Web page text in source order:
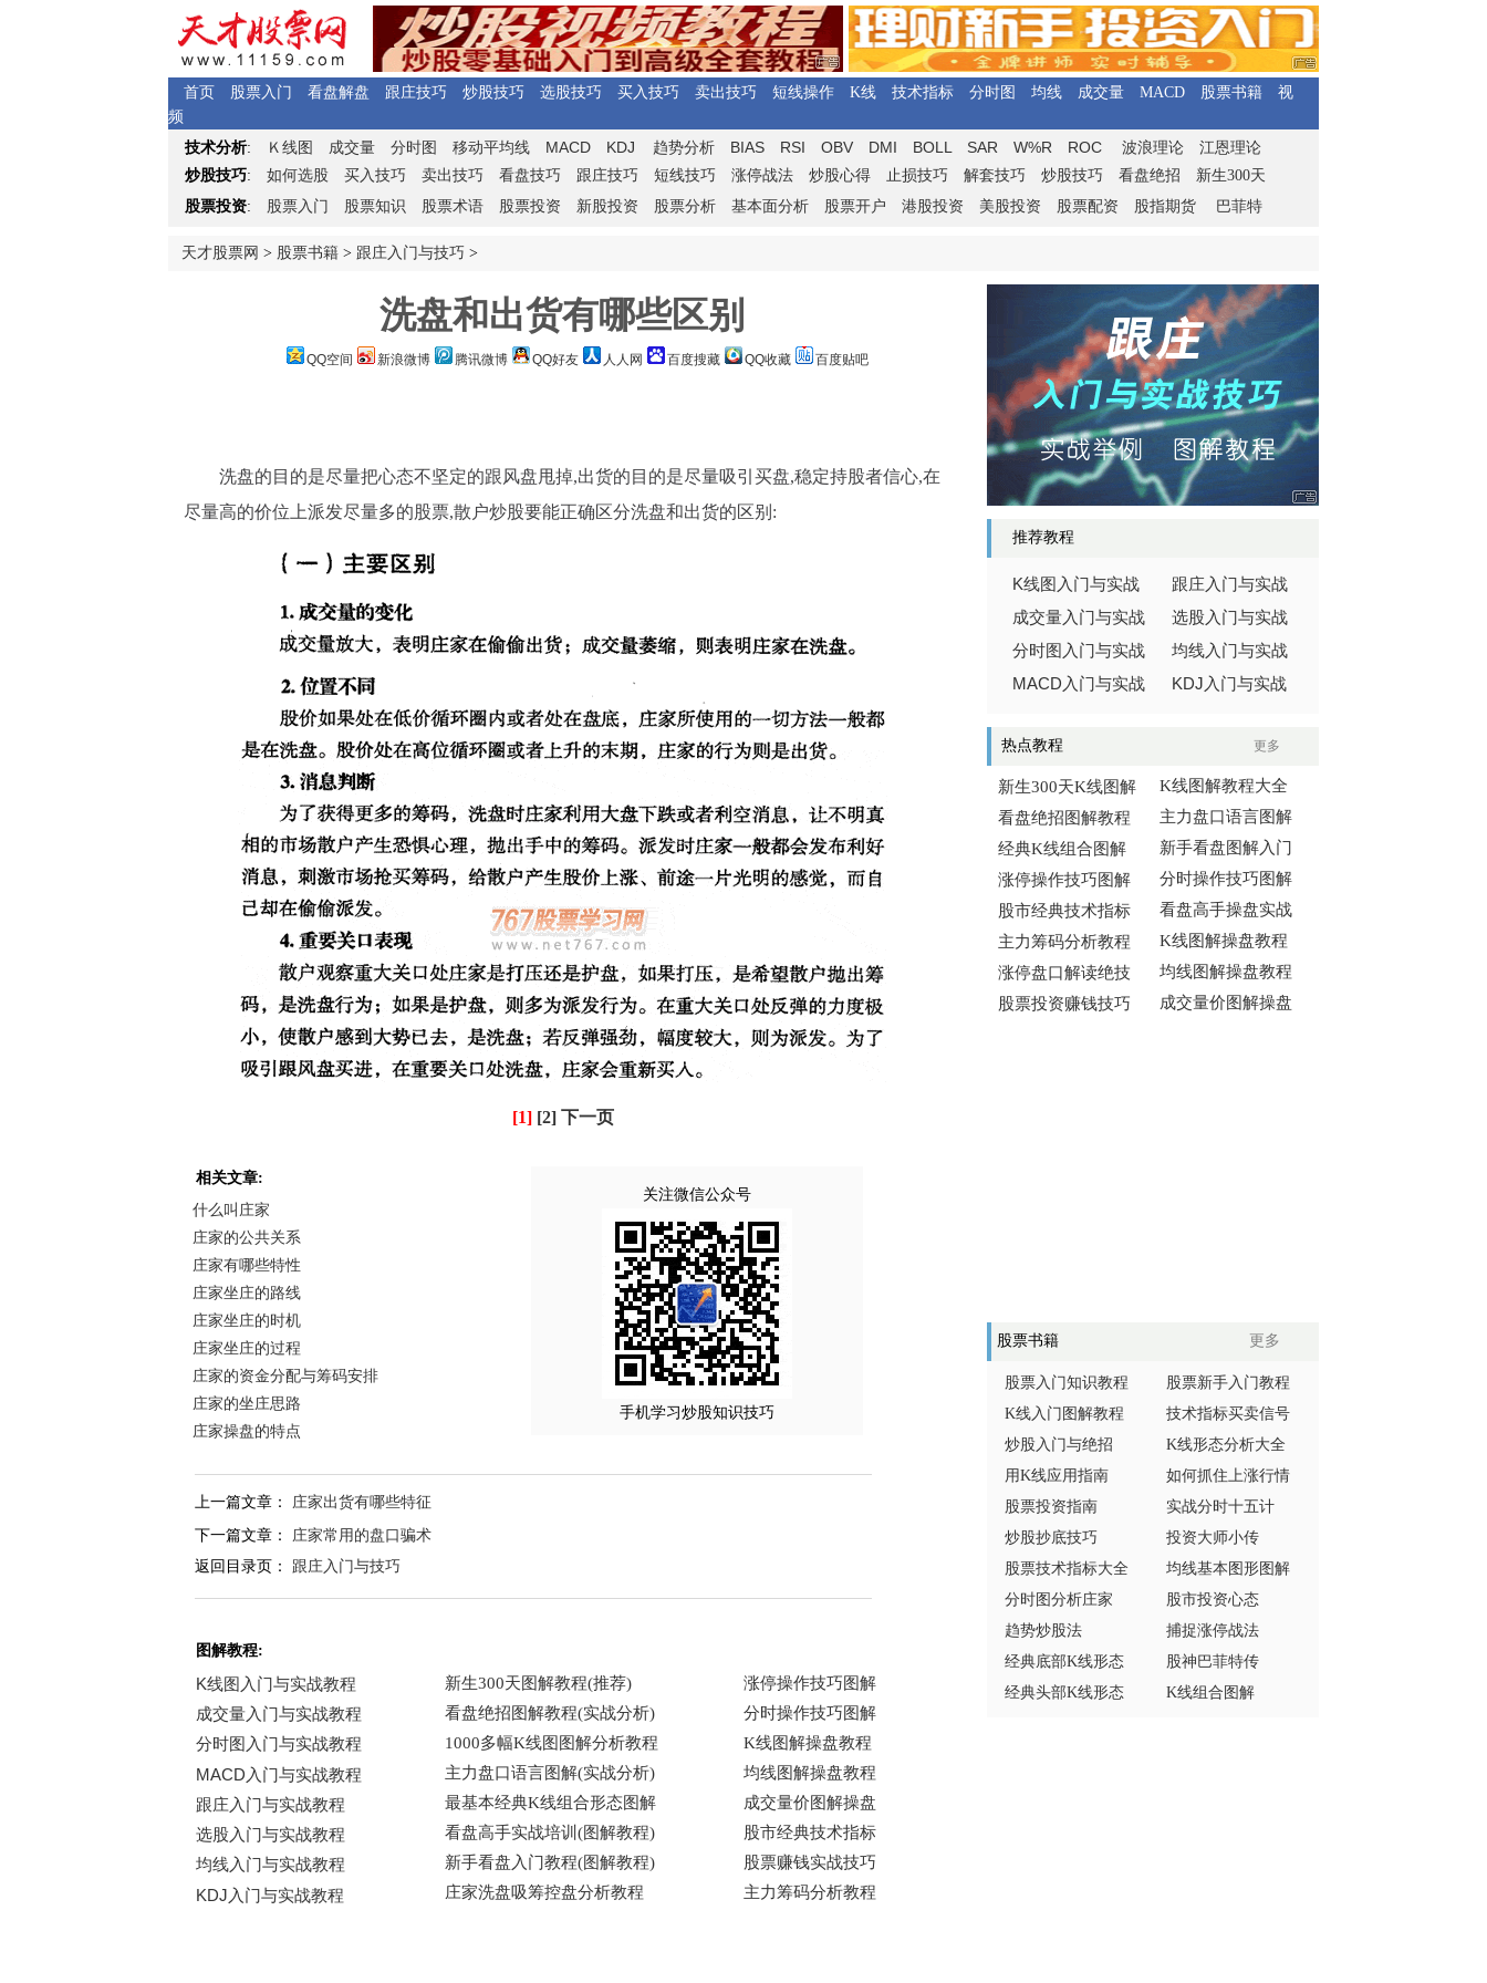
首页 股票入门 看盘解盘 跟庄技巧 炒股技巧 选股技巧 买入技巧 卖出技巧 短线操作 K线 技术指标 分时图 均线 成交量 MACD 股票书籍
视
频
技术分析: Ｋ 线图 成交量 分时图 移动平均线 MACD KDJ 趋势分析 BIAS RSI OBV DMI BOLL SAR W%R ROC 波浪理论
江恩理论
炒股技巧: 如何选股 买入技巧 卖出技巧 看盘技巧 跟庄技巧 短线技巧 涨停战法 炒股心得 止损技巧 解套技巧 炒股技巧 看盘绝招
新生300天
股票投资: 股票入门 股票知识 股票术语 股票投资 新股投资 股票分析 基本面分析 股票开户 港股投资 美股投资 股票配资 股指期货 巴菲特
天才股票网 > 股票书籍 > 跟庄入门与技巧 >
洗盘和出货有哪些区别
QQ空间 新浪微博 腾讯微博 QQ好友 人人网 百度搜藏 QQ收藏 百度贴吧
洗盘的目的是尽量把心态不坚定的跟风盘甩掉,出货的目的是尽量吸引买盘,稳定持股者信心,在
尽量高的价位上派发尽量多的股票,散户炒股要能正确区分洗盘和出货的区别:
[1] [2] 下一页
相关文章:
什么叫庄家
庄家的公共关系
庄家有哪些特性
庄家坐庄的路线
庄家坐庄的时机
庄家坐庄的过程
庄家的资金分配与筹码安排
庄家的坐庄思路
庄家操盘的特点
关注微信公众号
手机学习炒股知识技巧
上一篇文章： 庄家出货有哪些特征
下一篇文章： 庄家常用的盘口骗术
返回目录页： 跟庄入门与技巧
图解教程:
推荐教程
K线图入门与实战
成交量入门与实战
分时图入门与实战
MACD 入门与实战
跟庄入门与实战
选股入门与实战
均线入门与实战
KDJ 入门与实战
热点教程 更多
新生300天K线图解
看盘绝招图解教程
经典K线组合图解
涨停操作技巧图解
股市经典技术指标
主力筹码分析教程
涨停盘口解读绝技
股票投资赚钱技巧
K线图解教程大全
主力盘口语言图解
新手看盘图解入门
分时操作技巧图解
看盘高手操盘实战
K线图解操盘教程
均线图解操盘教程
成交量价图解操盘
股票书籍 更多
股票入门知识教程
K线入门图解教程
炒股入门与绝招
用K线应用指南
股票投资指南
炒股抄底技巧
股票技术指标大全
分时图分析庄家
趋势炒股法
经典底部K线形态
经典头部K线形态
股票新手入门教程
技术指标买卖信号
K线形态分析大全
如何抓住上涨行情
实战分时十五计
投资大师小传
均线基本图形图解
股市投资心态
捕捉涨停战法
股神巴菲特传
K线组合图解